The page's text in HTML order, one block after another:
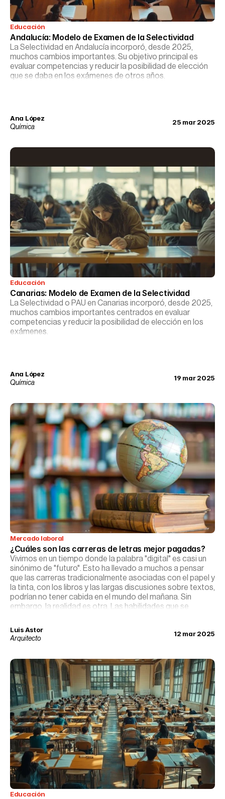
Educación
Andalucía: Modelo de Examen de la Selectividad
La Selectividad en Andalucía incorporó, desde 2025,
muchos cambios importantes. Su objetivo principal es
evaluar competencias y reducir la posibilidad de elección
que se daba en los exámenes de otros años.
Ana López
Química
25 mar 2025
Educación
Canarias: Modelo de Examen de la Selectividad
La Selectividad o PAU en Canarias incorporó, desde 2025,
muchos cambios importantes centrados en evaluar
competencias y reducir la posibilidad de elección en los
exámenes.
Ana López
Química
19 mar 2025
Mercado laboral
¿Cuáles son las carreras de letras mejor pagadas?
Vivimos en un tiempo donde la palabra "digital" es casi un
sinónimo de "futuro". Esto ha llevado a muchos a pensar
que las carreras tradicionalmente asociadas con el papel y
la tinta, con los libros y las largas discusiones sobre textos,
podrían no tener cabida en el mundo del mañana. Sin
embargo, la realidad es otra. Las habilidades que se
comunicación efectiva, empatía cultural— son ahora más
valiosas que nunca. Y sí, hay un amplio y prometedor
Luis Astor
Arquitecto
12 mar 2025
Educación